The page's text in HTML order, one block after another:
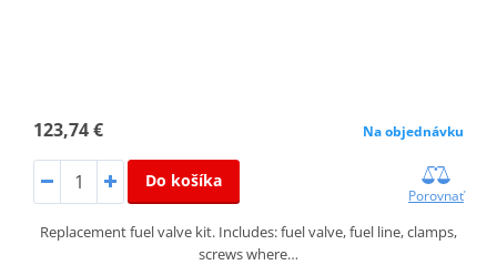
123,74 € Na objednávku
Do košíka
Porovnať
Replacement fuel valve kit. Includes: fuel valve, fuel line, clamps,
screws where…